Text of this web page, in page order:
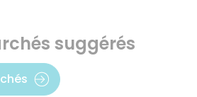
suggérés